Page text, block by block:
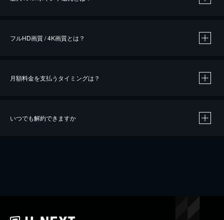
※40％ポイント還元の対象は、クレジットカード決済による作品の購入 / レンタルです。
iOSアプリのUコイン決済による作品の購入 / レンタルは、20％のポイント還元です。
フルHD画質 / 4K画質とは？
月額料金を支払うタイミングは？
いつでも解約できますか